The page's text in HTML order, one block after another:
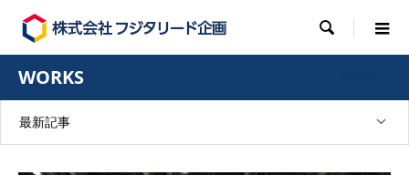

WORKS
最新記事